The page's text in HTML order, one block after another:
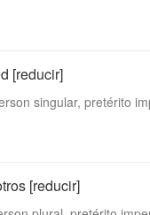
[reducir]
singular, pretérito
[reducir]